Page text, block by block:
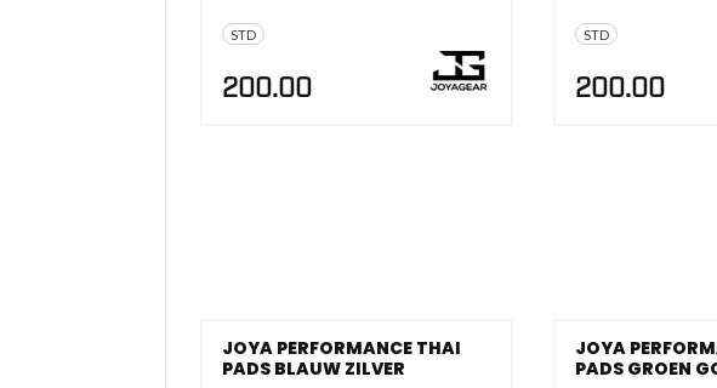
STD
200.00
STD
200.00
JOYA PERFORMANCE THAI
PADS BLAUW ZILVER
JOYA
PADS GROEN